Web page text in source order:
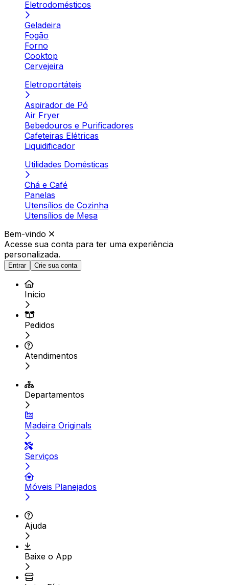
Eletrodomésticos
Geladeira
Fogão
Forno
Cooktop
Cervejeira
Eletroportáteis
Aspirador de Pó
Air Fryer
Bebedouros e Purificadores
Cafeteiras Elétricas
Liquidificador
Utilidades Domésticas
Chá e Café
Panelas
Utensílios de Cozinha
Utensílios de Mesa
Bem-vindo
Acesse sua conta para ter uma experiência
personalizada.
Entrar Crie sua conta
Início
Pedidos
Atendimentos
Departamentos
Madeira Originals
Serviços
Móveis Planejados
Ajuda
Baixe o App